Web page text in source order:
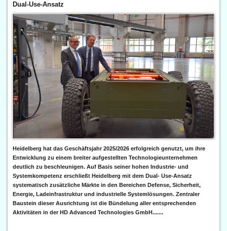
Dual-Use-Ansatz
Heidelberg hat das Geschäftsjahr 2025/2026 erfolgreich genutzt, um ihre
Entwicklung zu einem breiter aufgestellten Technologieunternehmen
deutlich zu beschleunigen. Auf Basis seiner hohen Industrie- und
Systemkompetenz erschließt Heidelberg mit dem Dual- Use-Ansatz
systematisch zusätzliche Märkte in den Bereichen Defense, Sicherheit,
Energie, Ladeinfrastruktur und industrielle Systemlösungen. Zentraler
Baustein dieser Ausrichtung ist die Bündelung aller entsprechenden
Aktivitäten in der HD Advanced Technologies GmbH.......